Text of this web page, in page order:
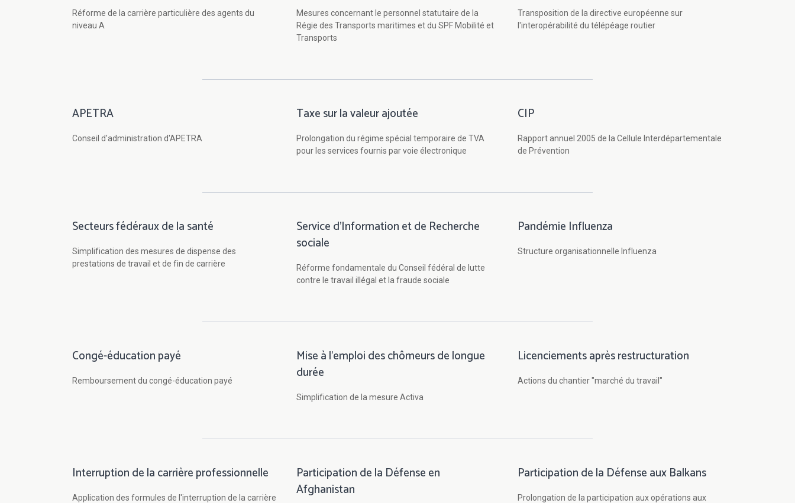
Réforme de la carrière particulière des agents du
niveau A
Mesures concernant le personnel statutaire de la
Régie des Transports maritimes et du SPF Mobilité et
Transports
Transposition de la directive européenne sur
l'interopérabilité du télépéage routier
APETRA
Conseil d'administration d'APETRA
Taxe sur la valeur ajoutée
Prolongation du régime spécial temporaire de TVA
pour les services fournis par voie électronique
CIP
Rapport annuel 2005 de la Cellule Interdépartementale
de Prévention
Secteurs fédéraux de la santé
Simplification des mesures de dispense des
prestations de travail et de fin de carrière
Service d'Information et de Recherche
sociale
Réforme fondamentale du Conseil fédéral de lutte
contre le travail illégal et la fraude sociale
Pandémie Influenza
Structure organisationnelle Influenza
Congé-éducation payé
Remboursement du congé-éducation payé
Mise à l'emploi des chômeurs de longue
durée
Simplification de la mesure Activa
Licenciements après restructuration
Actions du chantier "marché du travail"
Interruption de la carrière professionnelle
Application des formules de l'interruption de la carrière
Participation de la Défense en
Afghanistan
Participation de la Défense aux Balkans
Prolongation de la participation aux opérations aux